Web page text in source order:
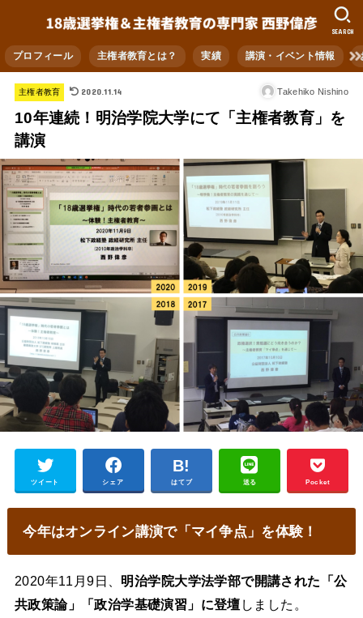
プロフィール 主権者教育とは？ 実績 講演・イベント情報
SEARCH
主権者教育 2020.11.14 Takehiko Nishino
10年連続！明治学院大学にて「主権者教育」を
講演
ツイート シェア はてブ 送る Pocket
今年はオンライン講演で「マイ争点」を体験！
2020年11月9日、 明治学院大学法学部で開講された「公
共政策論」「政治学基礎演習」に登壇 しました。